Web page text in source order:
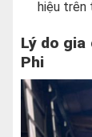
hiệu trên
Lý do
Phi